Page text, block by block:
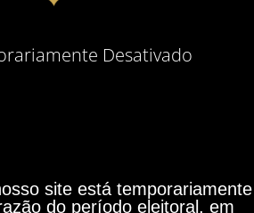
Desativado
site está temporariamente
do período eleitoral, em